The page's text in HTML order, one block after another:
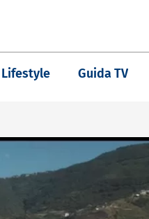
Lifestyle Guida TV